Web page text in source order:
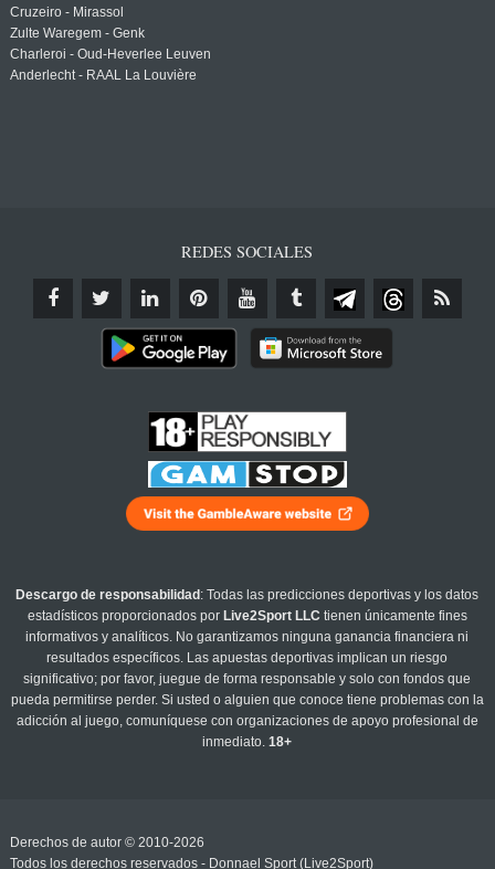
Cruzeiro - Mirassol
Zulte Waregem - Genk
Charleroi - Oud-Heverlee Leuven
Anderlecht - RAAL La Louvière
REDES SOCIALES
Descargo de responsabilidad : Todas las predicciones deportivas y los datos
estadísticos proporcionados por Live2Sport LLC tienen únicamente fines
informativos y analíticos. No garantizamos ninguna ganancia financiera ni
resultados específicos. Las apuestas deportivas implican un riesgo
significativo; por favor, juegue de forma responsable y solo con fondos que
pueda permitirse perder. Si usted o alguien que conoce tiene problemas con la
adicción al juego, comuníquese con organizaciones de apoyo profesional de
inmediato.18+
Derechos de autor © 2010-2026
Todos los derechos reservados - Donnael Sport (Live2Sport)